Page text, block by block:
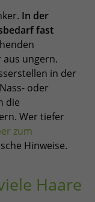
In der
fast
ungern.
in der
oder
die
Wer tiefer
zum
Hinweise.
Haare